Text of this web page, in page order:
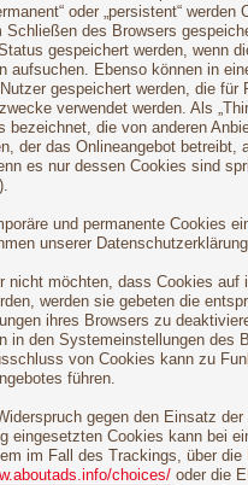
oder „persistent“
Schließen des Browsers
gespeichert werden, wenn
aufsuchen. Ebenso können in
gespeichert werden, die für
verwendet werden. Als
bezeichnet, die von anderen
der das Onlineangebot betreibt,
es nur dessen Cookies sind
und permanente Cookies
unserer Datenschutzerklärung
nicht möchten, dass Cookies auf
werden sie gebeten die
ihres Browsers zu
in den Systemeinstellungen des
von Cookies kann zu
führen.
gegen den Einsatz
eingesetzten Cookies kann bei
im Fall des Trackings, über die
choices/ oder die